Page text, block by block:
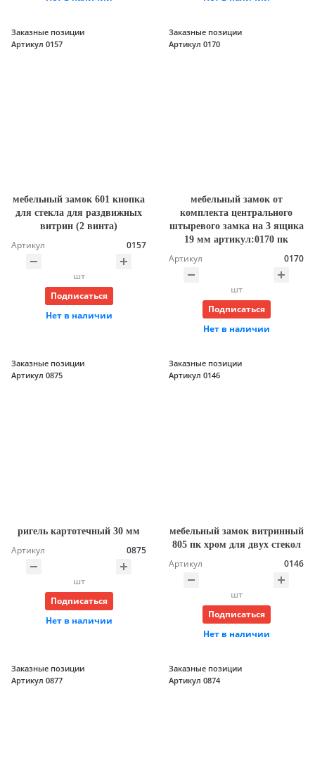
Заказные позиции
Артикул 0157
мебельный замок 601 кнопка
для стекла для раздвижных
витрин (2 винта)
Артикул 0157
шт
Подписаться
Нет в наличии
Заказные позиции
Артикул 0170
мебельный замок от
комплекта центрального
штыревого замка на 3 ящика
19 мм артикул:0170 пк
Артикул 0170
шт
Подписаться
Нет в наличии
Заказные позиции
Артикул 0875
ригель картотечный 30 мм
Артикул 0875
шт
Подписаться
Нет в наличии
Заказные позиции
Артикул 0146
мебельный замок витринный
805 пк хром для двух стекол
Артикул 0146
шт
Подписаться
Нет в наличии
Заказные позиции
Артикул 0877
Заказные позиции
Артикул 0874